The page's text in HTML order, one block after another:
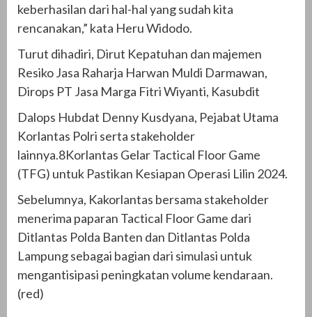
keberhasilan dari hal-hal yang sudah kita
rencanakan,” kata Heru Widodo.
Turut dihadiri, Dirut Kepatuhan dan majemen
Resiko Jasa Raharja Harwan Muldi Darmawan,
Dirops PT Jasa Marga Fitri Wiyanti, Kasubdit
Dalops Hubdat Denny Kusdyana, Pejabat Utama
Korlantas Polri serta stakeholder
lainnya.8Korlantas Gelar Tactical Floor Game
(TFG) untuk Pastikan Kesiapan Operasi Lilin 2024.
Sebelumnya, Kakorlantas bersama stakeholder
menerima paparan Tactical Floor Game dari
Ditlantas Polda Banten dan Ditlantas Polda
Lampung sebagai bagian dari simulasi untuk
mengantisipasi peningkatan volume kendaraan.
(red)